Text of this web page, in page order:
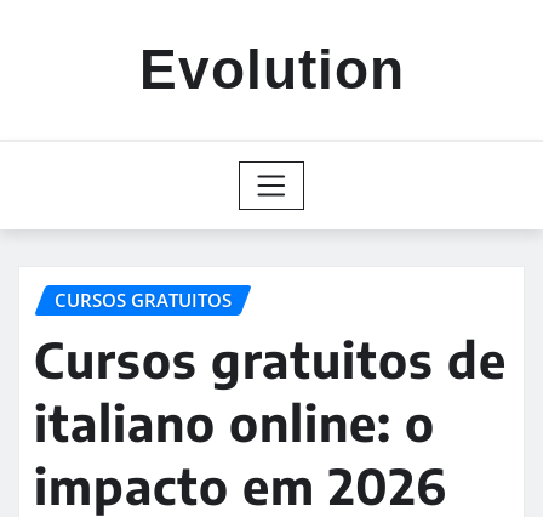
Evolution
CURSOS GRATUITOS
Cursos gratuitos de
italiano online: o
impacto em 2026